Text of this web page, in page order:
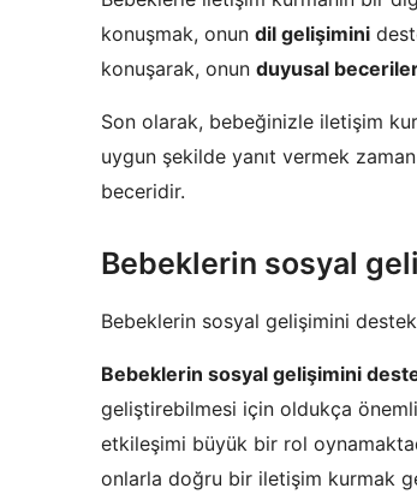
konuşmak, onun dil gelişimini
konuşarak, onun duyusal
Son olarak, bebeğinizle iletişim
uygun şekilde yanıt vermek
beceridir.
Bebeklerin sosyal
Bebeklerin sosyal gelişimini
Bebeklerin sosyal gelişimini
geliştirebilmesi için oldukça
etkileşimi büyük bir rol
onlarla doğru bir iletişim kurmak